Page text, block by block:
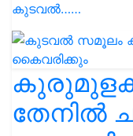
കുടവൽ……
കുരുമുളക്
തേനിൽ